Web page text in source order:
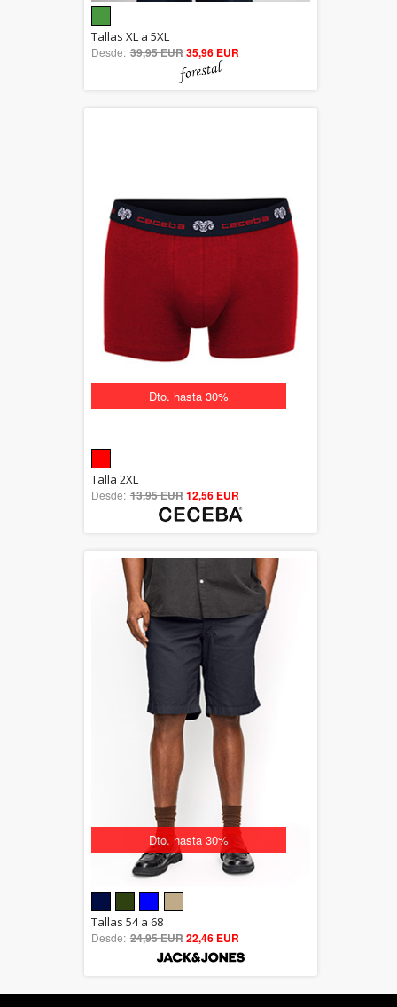
5.00
out of 5
Tallas XL a 5XL
Desde: 39,95 EUR35,96 EUR
Dto. hasta 30%
out of 5
Talla 2XL
Desde: 13,95 EUR12,56 EUR
Dto. hasta 30%
out of 5
Tallas 54 a 68
Desde: 24,95 EUR22,46 EUR